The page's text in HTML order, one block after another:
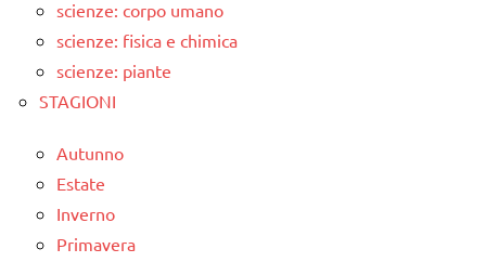
scienze: corpo umano
scienze: fisica e chimica
scienze: piante
STAGIONI
Autunno
Estate
Inverno
Primavera